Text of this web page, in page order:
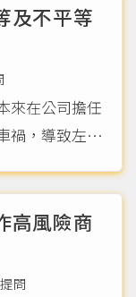
子出門也
及不平等
來在公司擔任
禍，導致左邊
健期間，產能
意公司考核
高風險商
提問